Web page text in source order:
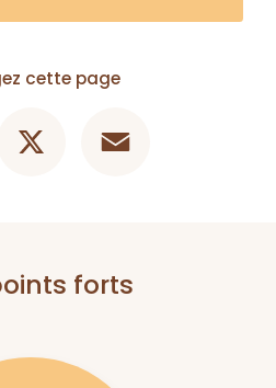
cette page
forts